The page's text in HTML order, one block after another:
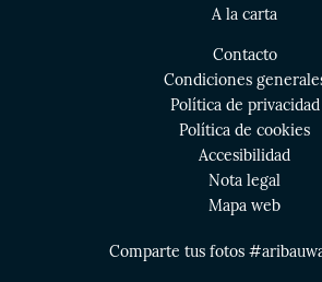
A la carta
Contacto
Condiciones
Política de privacidad
Política de cookies
Accesibilidad
Nota legal
Mapa web
Comparte tus fotos